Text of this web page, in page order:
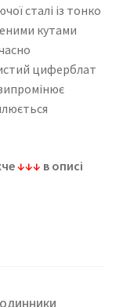
сталі із тонко
кутами
циферблат
↓↓↓ в описі